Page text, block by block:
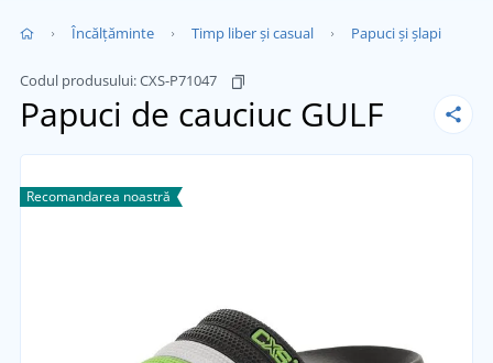
Încălţăminte Timp liber și casual Papuci și șlapi
Codul produsului:CXS-P71047
Papuci de cauciuc GULF
Recomandarea noastră